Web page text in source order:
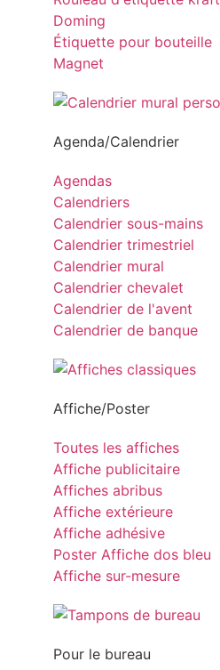
Doming
Étiquette pour bouteille
Magnet
Agenda/Calendrier
Agendas
Calendriers
Calendrier sous-mains
Calendrier trimestriel
Calendrier mural
Calendrier chevalet
Calendrier de l'avent
Calendrier de banque
Affiche/Poster
Toutes les affiches
Affiche publicitaire
Affiches abribus
Affiche extérieure
Affiche adhésive
Poster Affiche dos bleu
Affiche sur-mesure
Pour le bureau